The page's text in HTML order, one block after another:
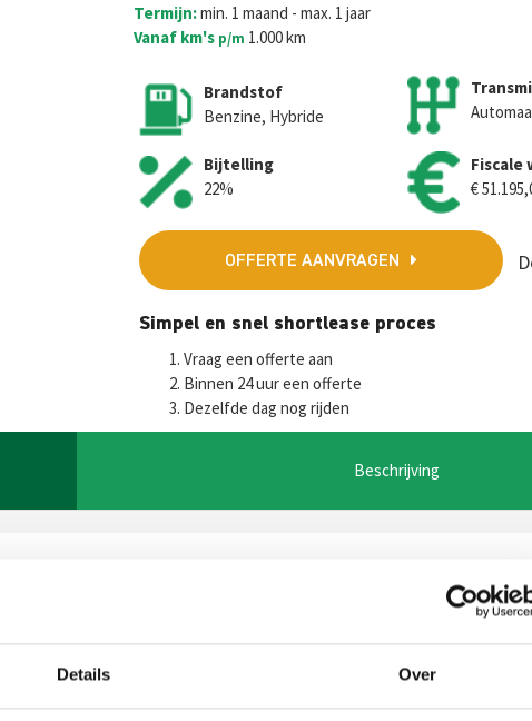
Details Over
Termijn:min. 1 maand - max. 1 jaar
Vanaf km's p/m 1.000 km
Brandstof
Benzine, Hybride
Bijtelling
22%
Fiscale
€
OFFERTE AANVRAGEN
Fa
ce
b
o
T
wi
tt
er
E
m
ai
l
W
h
at
sA
M
se
n
ge
Simpel en snel shortlease proces
Vraag een offerte aan
Binnen 24 uur een offerte
Dezelfde dag nog rijden
Beschrijving